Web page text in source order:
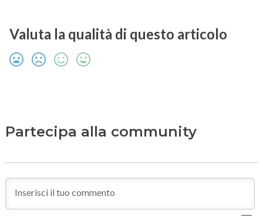
Valuta la qualità di questo articolo
Partecipa alla community